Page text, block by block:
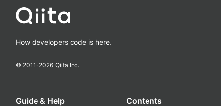
How developers code is here.
© 2011-2026 Qiita Inc.
Guide & Help Contents